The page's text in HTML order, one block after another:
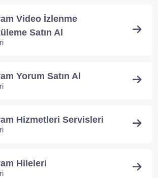
Video İzlenme
Satın Al
Yorum Satın Al
Hizmetleri Servisleri
Hileleri